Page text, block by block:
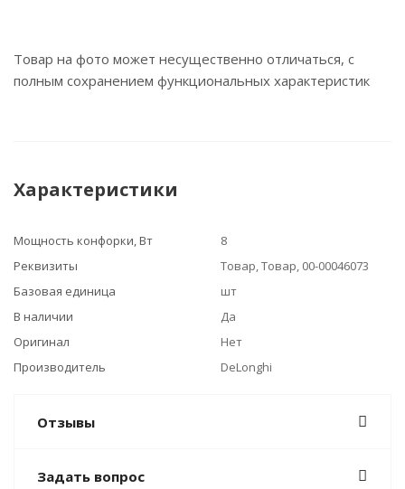
Товар на фото может несущественно отличаться, с
полным сохранением функциональных характеристик
Характеристики
Мощность конфорки, Вт
8
Реквизиты
Товар, Товар, 00-00046073
Базовая единица
шт
В наличии
Да
Оригинал
Нет
Производитель
DeLonghi
Отзывы
Задать вопрос